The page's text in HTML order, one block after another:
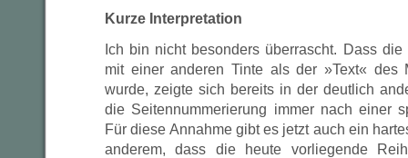
Kurze Interpretation
Ich bin nicht besonders überrascht. Dass
mit einer anderen Tinte als der »Text« des
wurde, zeigte sich bereits in der deutlich
die Seitennummerierung immer nach einer
Für diese Annahme gibt es jetzt auch ein
anderem, dass die heute vorliegende